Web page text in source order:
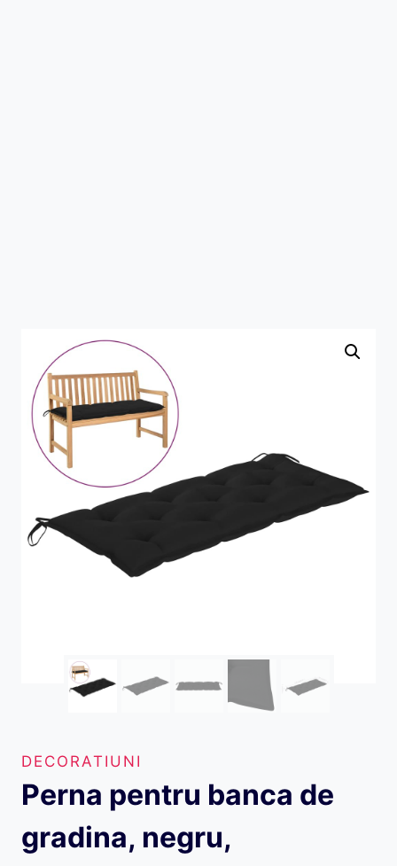
DECORATIUNI
Perna pentru banca de
gradina, negru,